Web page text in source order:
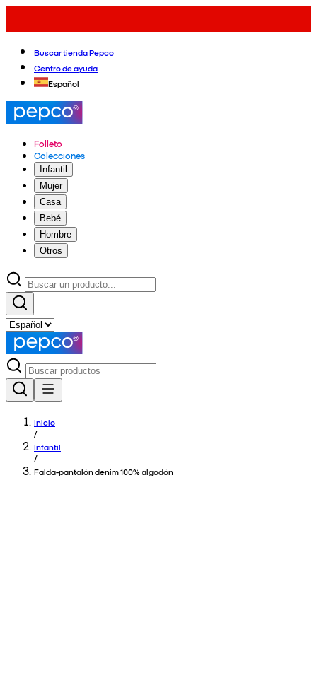
Buscar tienda Pepco
Centro de ayuda
Español
Folleto
Colecciones
Infantil
Mujer
Casa
Bebé
Hombre
Otros
Inicio
/
Infantil
/
Falda-pantalón denim 100% algodón